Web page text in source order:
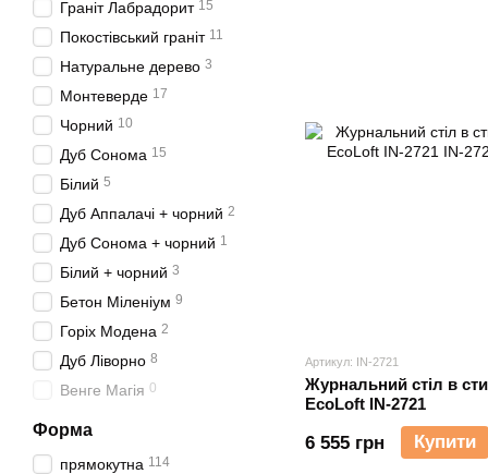
Артикул: IN-2721
Журнальний стіл в
EcoLoft IN-2721
6 555 грн Купити
Граніт Лабрадорит 15
Покостівський граніт 11
Натуральне дерево 3
Монтеверде 17
Чорний 10
Дуб Сонома 15
Білий 5
Дуб Аппалачі + чорний 2
Дуб Сонома + чорний 1
Білий + чорний 3
Бетон Міленіум 9
Горіх Модена 2
Дуб Ліворно 8
Венге Магія 0
Форма
прямокутна 114